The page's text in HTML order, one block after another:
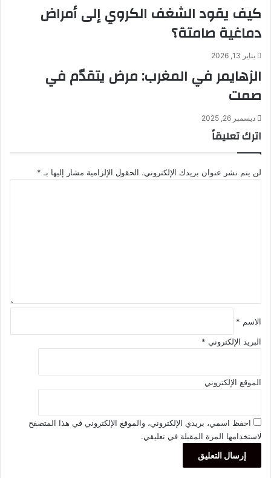
كيف يقود الشغف الكروي إلى أمراض
دماغية صامتة؟
يناير 13, 2026
الزهايمر في المغرب: مرض يتقدّم في
صمت
ديسمبر 26, 2025
اترك تعليقاً
لن يتم نشر عنوان بريدك الإلكتروني. الحقول الإلزامية مشار إليها بـ *
الاسم *
البريد الإلكتروني *
الموقع الإلكتروني
احفظ اسمي، بريدي الإلكتروني، والموقع الإلكتروني في هذا المتصفح
لاستخدامها المرة المقبلة في تعليقي.